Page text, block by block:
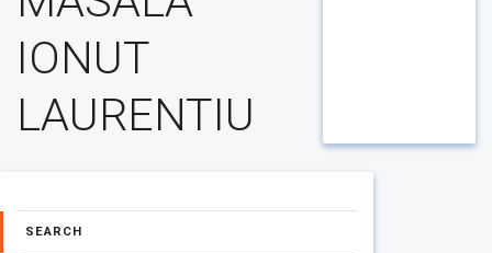
IONUT
LAURENTIU
SEARCH